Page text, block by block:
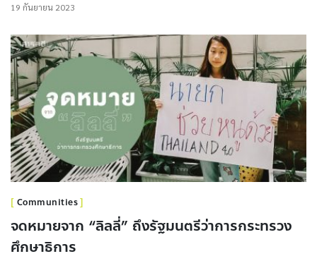
19 กันยายน 2023
Communities
จดหมายจาก “ลิลลี่” ถึงรัฐมนตรีว่าการกระทรวง
ศึกษาธิการ